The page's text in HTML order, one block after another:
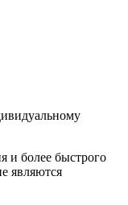
и более быстрого
являются